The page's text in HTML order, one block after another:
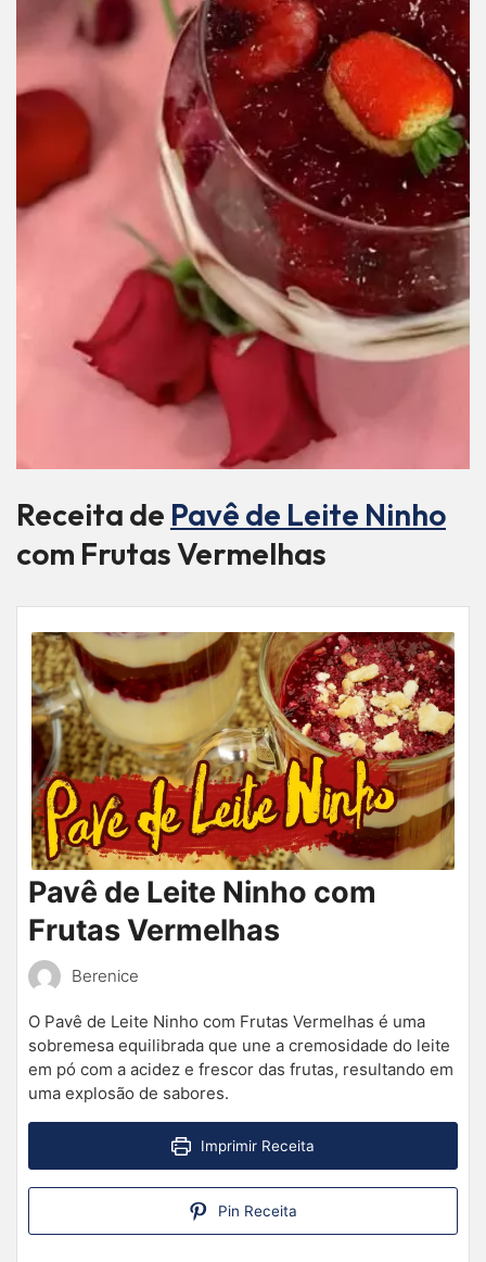
Receita de Pavê de Leite Ninho
com Frutas Vermelhas
Pavê de Leite Ninho com
Frutas Vermelhas
Berenice
O Pavê de Leite Ninho com Frutas Vermelhas é uma
sobremesa equilibrada que une a cremosidade do leite
em pó com a acidez e frescor das frutas, resultando em
uma explosão de sabores.
Imprimir Receita
Pin Receita